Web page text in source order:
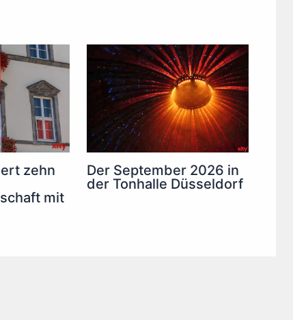
zehn
mit
Der September 2026 in
der Tonhalle Düsseldorf